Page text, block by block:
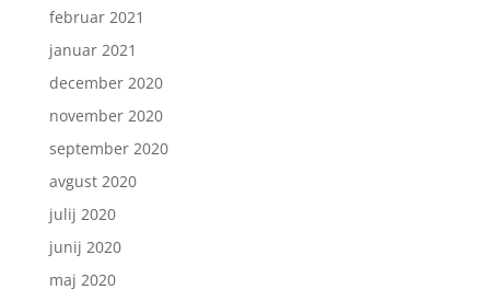
februar 2021
januar 2021
december 2020
november 2020
september 2020
avgust 2020
julij 2020
junij 2020
maj 2020